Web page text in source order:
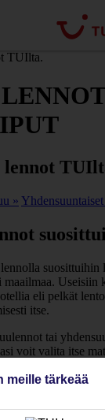
lennot
»
suosittuihin
Useisiin
eli pelkät
itse.
tai
voit valita itse
meille tärkeää